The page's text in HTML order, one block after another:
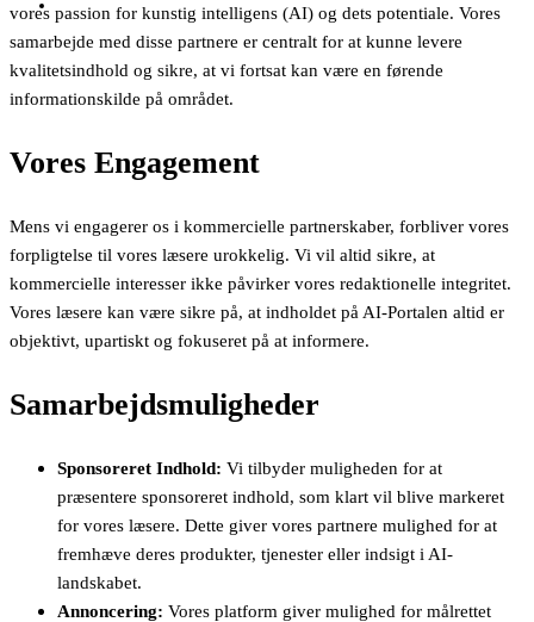
vores passion for kunstig intelligens (AI) og dets potentiale. Vores
samarbejde med disse partnere er centralt for at kunne levere
kvalitetsindhold og sikre, at vi fortsat kan være en førende
informationskilde på området.
Vores Engagement
Mens vi engagerer os i kommercielle partnerskaber, forbliver vores
forpligtelse til vores læsere urokkelig. Vi vil altid sikre, at
kommercielle interesser ikke påvirker vores redaktionelle integritet.
Vores læsere kan være sikre på, at indholdet på AI-Portalen altid er
objektivt, upartiskt og fokuseret på at informere.
Samarbejdsmuligheder
Sponsoreret Indhold: Vi tilbyder muligheden for at
præsentere sponsoreret indhold, som klart vil blive markeret
for vores læsere. Dette giver vores partnere mulighed for at
fremhæve deres produkter, tjenester eller indsigt i AI-
landskabet.
Annoncering: Vores platform giver mulighed for målrettet